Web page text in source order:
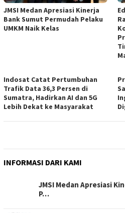
JMSI Medan Apresiasi Kinerja
Bank Sumut Permudah Pelaku
UMKM Naik Kelas
Indosat Catat Pertumbuhan
Trafik Data 36,3 Persen di
Sumatra, Hadirkan AI dan 5G
Lebih Dekat ke Masyarakat
INFORMASI DARI KAMI
JMSI Medan Apresiasi
P…